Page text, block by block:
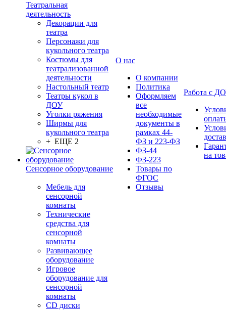
Театральная
деятельность
Декорации для
театра
Персонажи для
кукольного театра
Костюмы для
театрализованной
деятельности
Настольный театр
Театры кукол в
ДОУ
Уголки ряжения
Ширмы для
кукольного театра
+ ЕЩЕ 2
Сенсорное оборудование
Мебель для
сенсорной
комнаты
Технические
средства для
сенсорной
комнаты
Развивающее
оборудование
Игровое
оборудование для
сенсорной
комнаты
CD диски
О нас
О компании
Политика
Оформляем
все
необходимые
документы в
рамках 44-
ФЗ и 223-ФЗ
ФЗ-44
ФЗ-223
Товары по
ФГОС
Отзывы
Работа с
на